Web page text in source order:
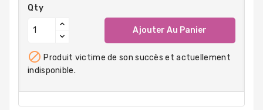
Qty
Ajouter Au Panier
 Produit victime de son succès et actuellement
indisponible.